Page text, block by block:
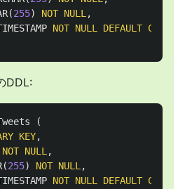
(255) NOT NULL ,
NOT NULL DEFAULT
DDL:
(
KEY,
NOT NULL ,
(255) NOT NULL ,
NOT NULL DEFAULT